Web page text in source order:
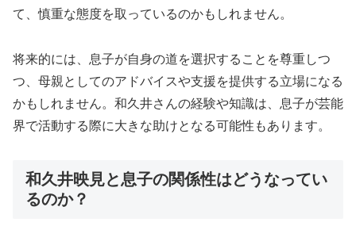
て、慎重な態度を取っているのかもしれません。
将来的には、息子が自身の道を選択することを尊重しつ
つ、母親としてのアドバイスや支援を提供する立場になる
かもしれません。和久井さんの経験や知識は、息子が芸能
界で活動する際に大きな助けとなる可能性もあります。
和久井映見と息子の関係性はどうなってい
るのか？